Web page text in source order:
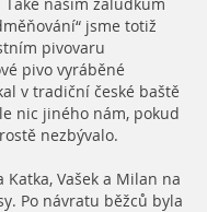
našim žaludkům
jsme totiž
pivovaru
pivo vyráběné
v tradiční české baště
nic jiného nám, pokud
nezbývalo.
Vašek a Milan na
Po návratu běžců byla